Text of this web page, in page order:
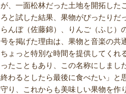
が、一面松林だった土地を開拓した
ろと試した結果、果物がぴったりだ
らんぼ（佐藤錦）、りんご（ふじ）
号を掲げた理由は、果物と音楽の共
ちょっと特別な時間を提供してくれ
ったこともあり、この名称にしまし
終わるとしたら最後に食べたい」と
守り、これからも美味しい果物を作